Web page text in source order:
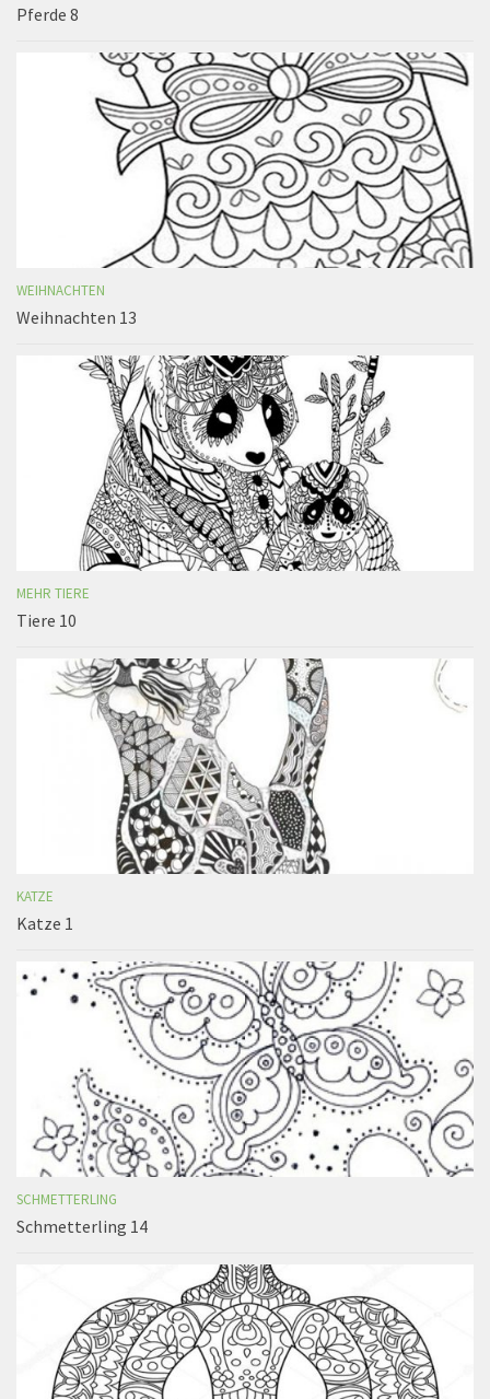
Pferde 8
WEIHNACHTEN
Weihnachten 13
MEHR TIERE
Tiere 10
KATZE
Katze 1
SCHMETTERLING
Schmetterling 14